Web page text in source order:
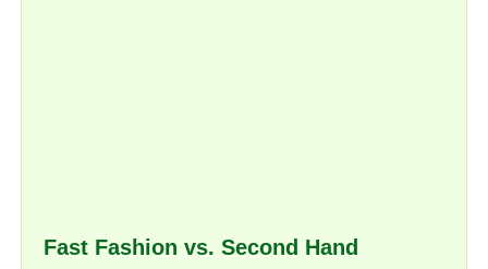
Fast Fashion vs. Second Hand